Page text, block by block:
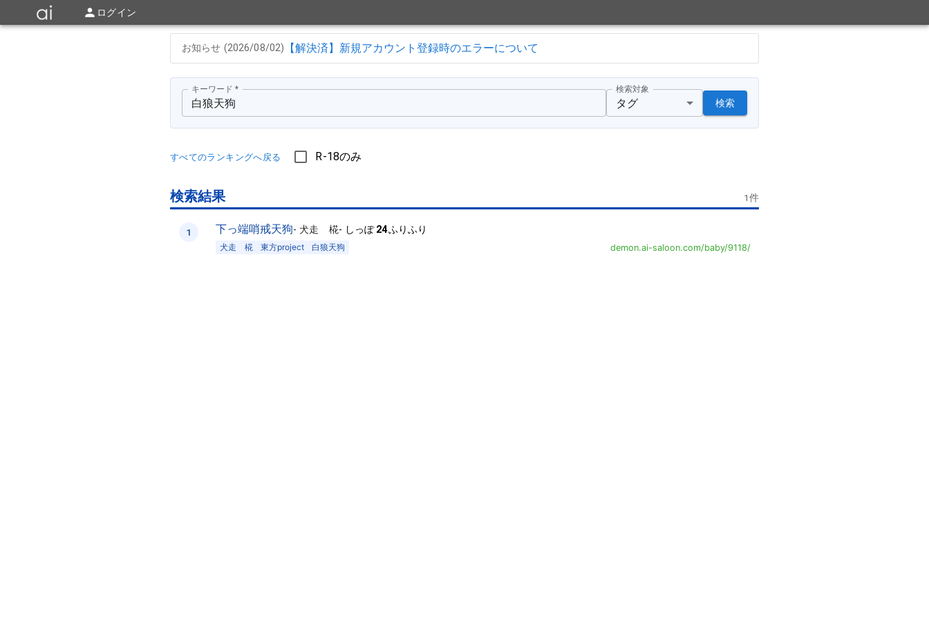
ログイン
お知らせ (2026/08/02) 【解決済】新規アカウント登録時のエラーについて
キーワード * 検索対象
タグ 検索
すべてのランキングへ戻る R-18のみ
検索結果 1件
1 下っ端哨戒天狗-犬走 椛- しっぽ 24ふりふり
犬走 椛 東方project 白狼天狗 demon.ai-saloon.com/baby/9118/